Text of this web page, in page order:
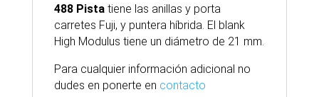
488 Pistatiene las anillas y porta
carretes Fuji, y puntera híbrida. El blank
High Modulus tiene un diámetro de 21 mm.
Para cualquier información adicional no
dudes en ponerte en contacto